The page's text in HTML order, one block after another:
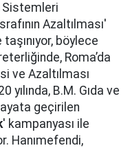
Sistemleri
Azaltılması'
böylece
Roma’da
ve Azaltılması
B.M. Gıda ve
geçirilen
' kampanyası ile
Hanımefendi,